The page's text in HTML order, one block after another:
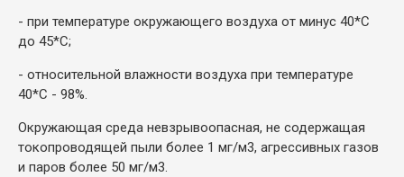
- при температуре окружающего воздуха от минус 40*С
до 45*С;
- относительной влажности воздуха при температуре
40*С - 98%.
Окружающая среда невзрывоопасная, не содержащая
токопроводящей пыли более 1 мг/м3, агрессивных газов
и паров более 50 мг/м3.